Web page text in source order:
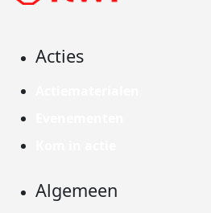
Acties
Algemeen